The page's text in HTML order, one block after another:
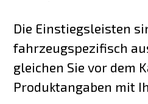
Die Einstiegsleisten
fahrzeugspezifisch
gleichen Sie vor dem
Produktangaben mit